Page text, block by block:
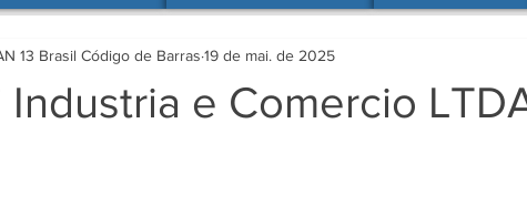
Industria e Comercio
13 Brasil Código de Barras 19 de mai. de 2025